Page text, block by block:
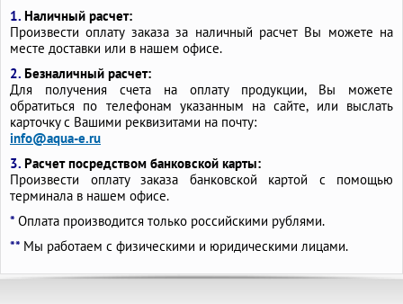
Бетонные лотки для отвода воды
Бетонные лотки для ливневой канализации
Бетонные лотки для канавы
Бетонные лотки DN200
Бетонные каналы
Бетонные канавы
Бетонные изделия для канавы
Бетонные желоба для отвода воды
Бетонные желоба для водоотвода
1. Наличный расчет:
Произвести оплату заказа за наличный расчет Вы можете на
месте доставки или в нашем офисе.
2. Безналичный расчет:
Для получения счета на оплату продукции, Вы можете
обратиться по телефонам указанным на сайте, или выслать
карточку с Вашими реквизитами на почту:
info@aqua-e.ru
3. Расчет посредством банковской карты:
Произвести оплату заказа банковской картой с помощью
терминала в нашем офисе.
* Оплата производится только российскими рублями.
** Мы работаем с физическими и юридическими лицами.